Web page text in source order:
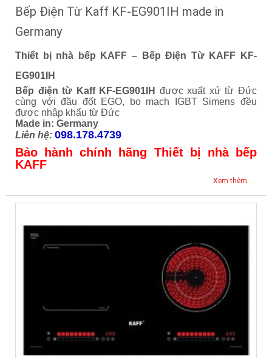
Bếp Điện Từ Kaff KF-EG901IH made in
Germany
Thiết bị nhà bếp KAFF – Bếp Điện Từ KAFF KF-
EG901IH
Bếp điện từ Kaff KF-EG901IH được xuất xứ từ Đức
cùng với đầu đốt EGO, bo mạch IGBT Simens đều
được nhập khẩu từ Đức
Made in: Germany
Liên hệ: 098.178.4739
Bảo hành chính hãng Thiết bị nhà bếp
KAFF
Xem thêm...